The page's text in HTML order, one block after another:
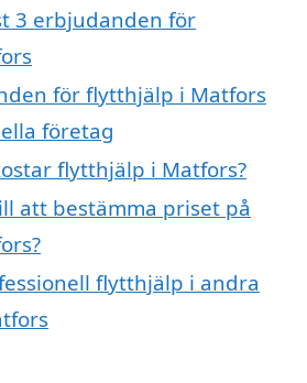
3 erbjudanden för
för flytthjälp i Matfors
företag
flytthjälp i Matfors?
att bestämma priset på
flytthjälp i andra